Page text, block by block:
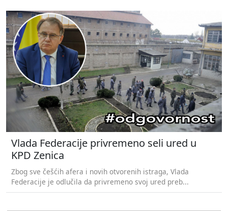
Vlada Federacije privremeno seli ured u
KPD Zenica
Zbog sve češćih afera i novih otvorenih istraga, Vlada
Federacije je odlučila da privremeno svoj ured preb...